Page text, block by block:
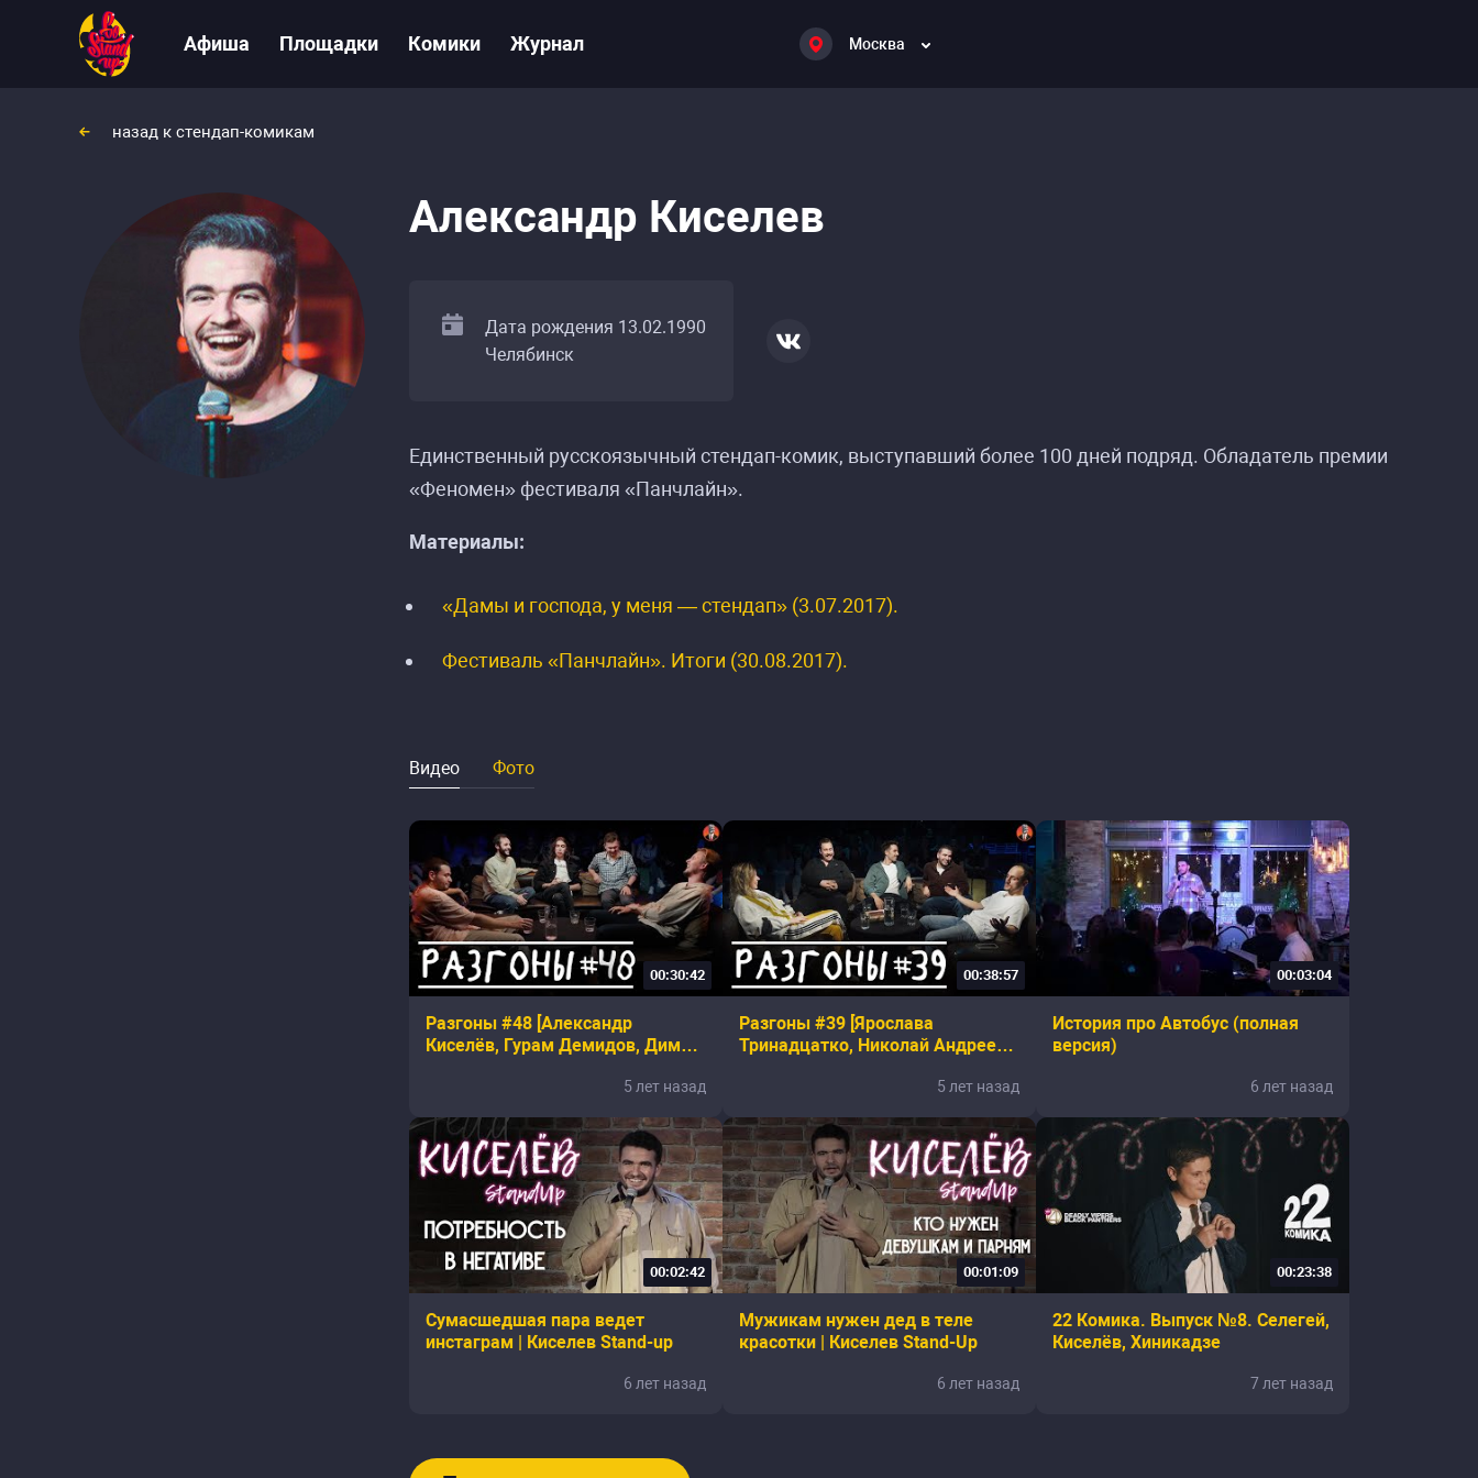
Афиша Площадки Комики Журнал Москва
назад к стендап-комикам
Александр Киселев
Дата рождения 13.02.1990
Челябинск
Единственный русскоязычный стендап-комик, выступавший более 100 дней подряд. Обладатель премии
«Феномен» фестиваля «Панчлайн».
Материалы:
«Дамы и господа, у меня — стендап» (3.07.2017).
Фестиваль «Панчлайн». Итоги (30.08.2017).
Видео Фото
00:30:42
Разгоны #48 [Александр
Киселёв, Гурам Демидов, Дима
5 лет назад
00:38:57
Разгоны #39 [Ярослава
Тринадцатко, Николай Андреев,
5 лет назад
00:03:04
История про Автобус (полная
версия)
6 лет назад
00:02:42
Сумасшедшая пара ведет
инстаграм | Киселев Stand-up
6 лет назад
00:01:09
Мужикам нужен дед в теле
красотки | Киселев Stand-Up
6 лет назад
00:23:38
22 Комика. Выпуск №8. Селегей,
Киселёв, Хиникадзе
7 лет назад